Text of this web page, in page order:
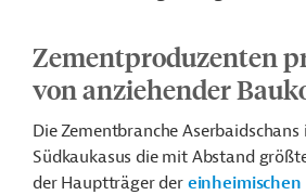
Zementproduzenten
von anziehender
Die Zementbranche
Südkaukasus die mit Abstand
der Hauptträger der